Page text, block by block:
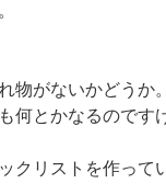
物がないかどうか
何とかなるのです
クリストを作って